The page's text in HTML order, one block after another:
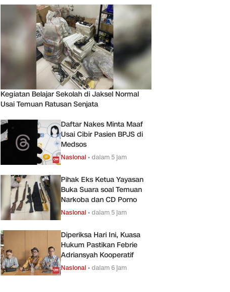
Kegiatan Belajar Sekolah di Jaksel Normal
Usai Temuan Ratusan Senjata
Daftar Nakes Minta Maaf
Usai Cibir Pasien BPJS di
Medsos
Nasional •dalam 5 jam
Pihak Eks Ketua Yayasan
Buka Suara soal Temuan
Narkoba dan CD Porno
Nasional •dalam 5 jam
Diperiksa Hari Ini, Kuasa
Hukum Pastikan Febrie
Adriansyah Kooperatif
Nasional •dalam 6 jam